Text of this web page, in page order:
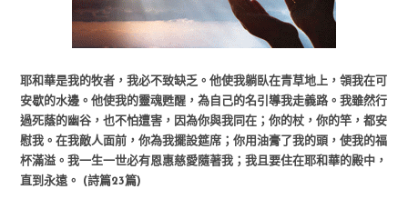
耶和華是我的牧者，我必不致缺乏。他使我躺臥在青草地上，領我在可
安歇的水邊。他使我的靈魂甦醒，為自己的名引導我走義路。我雖然行
過死蔭的幽谷，也不怕遭害，因為你與我同在；你的杖，你的竿，都安
慰我。在我敵人面前，你為我擺設筵席；你用油膏了我的頭，使我的福
杯滿溢。我一生一世必有恩惠慈愛隨著我；我且要住在耶和華的殿中，
直到永遠。 (詩篇23篇)